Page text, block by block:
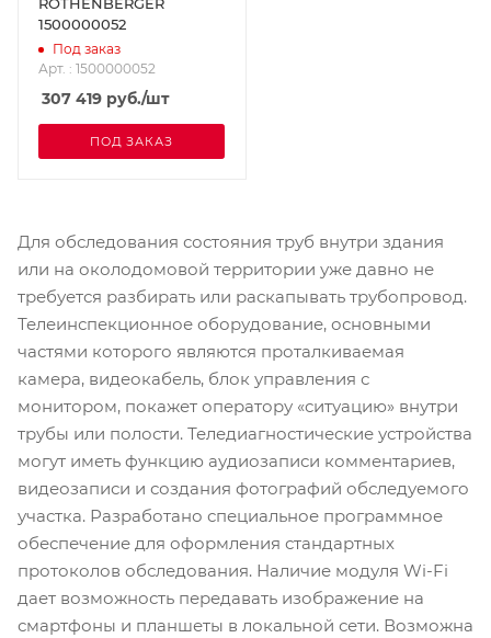
1500000052
Под заказ
Арт. : 1500000052
307 419 руб./шт
ПОД ЗАКАЗ
Для обследования состояния труб внутри здания
или на околодомовой территории уже давно не
требуется разбирать или раскапывать трубопровод.
Телеинспекционное оборудование, основными
частями которого являются проталкиваемая
камера, видеокабель, блок управления с
монитором, покажет оператору «ситуацию» внутри
трубы или полости. Теледиагностические устройства
могут иметь функцию аудиозаписи комментариев,
видеозаписи и создания фотографий обследуемого
участка. Разработано специальное программное
обеспечение для оформления стандартных
протоколов обследования. Наличие модуля Wi-Fi
дает возможность передавать изображение на
смартфоны и планшеты в локальной сети. Возможна